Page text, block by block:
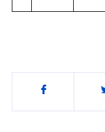
Поділитись